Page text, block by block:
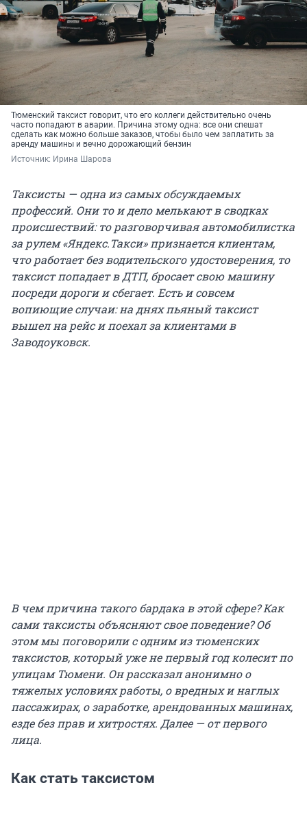
Тюменский таксист говорит, что его коллеги действительно очень
часто попадают в аварии. Причина этому одна: все они спешат
сделать как можно больше заказов, чтобы было чем заплатить за
аренду машины и вечно дорожающий бензин
Источник: Ирина Шарова
Таксисты — одна из самых обсуждаемых
профессий. Они то и дело мелькают в сводках
происшествий: то разговорчивая автомобилистка
за рулем «Яндекс.Такси»признается клиентам,
что работает без водительского удостоверения, то
таксист попадает в ДТП, бросает свою машину
посреди дороги и сбегает. Есть и совсем
вопиющие случаи: на дняхпьяный таксист
вышел на рейси поехал за клиентами в
Заводоуковск.
В чем причина такого бардака в этой сфере? Как
сами таксисты объясняют свое поведение? Об
этом мы поговорили с одним из тюменских
таксистов, который уже не первый год колесит по
улицам Тюмени. Он рассказал анонимно о
тяжелых условиях работы, о вредных и наглых
пассажирах, о заработке, арендованных машинах,
езде без прав и хитростях. Далее — от первого
лица.
Как стать таксистом